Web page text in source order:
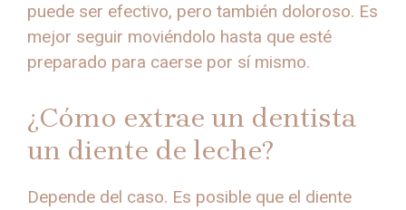
puede ser efectivo, pero también doloroso. Es
mejor seguir moviéndolo hasta que esté
preparado para caerse por sí mismo.
¿Cómo extrae un dentista
un diente de leche?
Depende del caso. Es posible que el diente